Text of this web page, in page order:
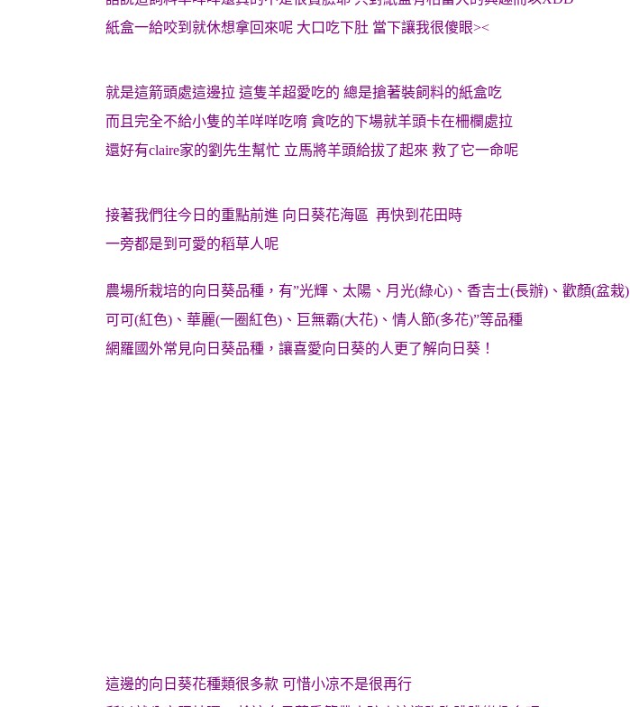
紙盒一給咬到就休想拿回來呢 大口吃下肚 當下讓我很傻眼><
就是這箭頭處這邊拉 這隻羊超愛吃的 總是搶著裝飼料的紙盒吃
而且完全不給小隻的羊咩咩吃唷 貪吃的下場就羊頭卡在柵欄處拉
還好有claire家的劉先生幫忙 立馬將羊頭給拔了起來 救了它一命呢
接著我們往今日的重點前進 向日葵花海區 再快到花田時
一旁都是到可愛的稻草人呢
農場所栽培的向日葵品種，有”光輝、太陽、月光(綠心)、香吉士(長辦)、歡顏(盆栽)
可可(紅色)、華麗(一圈紅色)、巨無霸(大花)、情人節(多花)”等品種
網羅國外常見向日葵品種，讓喜愛向日葵的人更了解向日葵！
這邊的向日葵花種類很多款 可惜小凉不是很再行